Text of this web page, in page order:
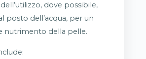
dove possibile,
posto dell’acqua, per un
nutrimento della pelle.